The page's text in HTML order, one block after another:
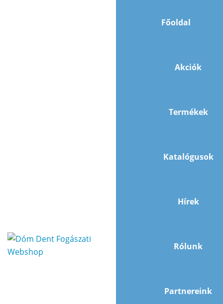
Főoldal
Akciók
Termékek
Katalógusok
Hírek
Rólunk
Partnereink